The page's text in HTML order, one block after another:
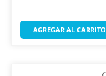
AGREGAR AL CARRITO